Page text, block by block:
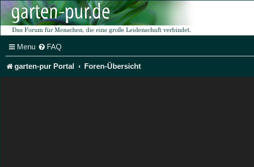
Menu FAQ
garten-pur Portal Foren-Übersicht